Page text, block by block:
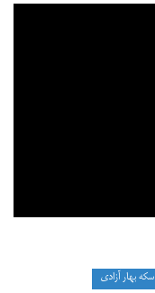
سکه بهار آزادی